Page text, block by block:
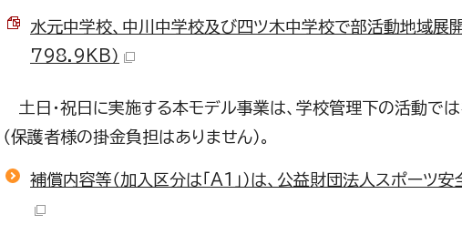
水元中学校、中川中学校及び四ツ木中学校で部活動地域展
798.9KB）
土日・祝日に実施する本モデル事業は、学校管理下の活動で
（保護者様の掛金負担はありません）。
補償内容等（加入区分は「A1」）は、公益財団法人スポーツ